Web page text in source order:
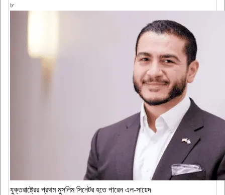
৮
যুক্তরাষ্ট্রের প্রথম মুসলিম সিনেটর হতে পারেন এল-সায়েদ